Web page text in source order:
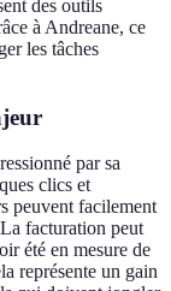
des outils
à Andreane, ce
les tâches
par sa
clics et
peuvent facilement
facturation peut
été en mesure de
représente un gain